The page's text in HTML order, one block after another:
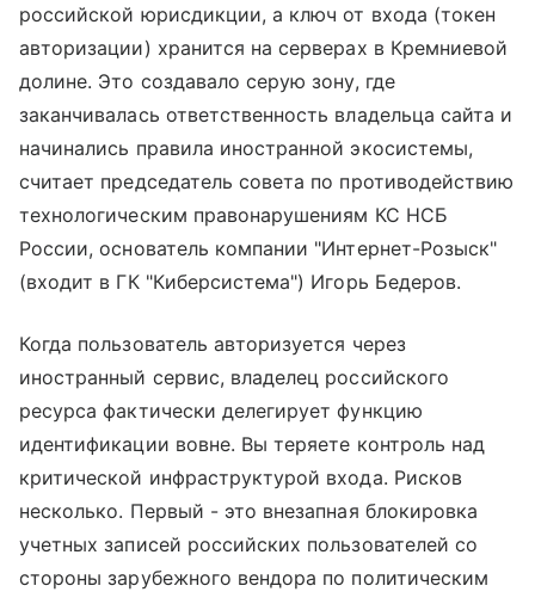
российской юрисдикции, а ключ от входа (токен
авторизации) хранится на серверах в Кремниевой
долине. Это создавало серую зону, где
заканчивалась ответственность владельца сайта и
начинались правила иностранной экосистемы,
считает председатель совета по противодействию
технологическим правонарушениям КС НСБ
России, основатель компании "Интернет-Розыск"
(входит в ГК "Киберсистема") Игорь Бедеров.
Когда пользователь авторизуется через
иностранный сервис, владелец российского
ресурса фактически делегирует функцию
идентификации вовне. Вы теряете контроль над
критической инфраструктурой входа. Рисков
несколько. Первый - это внезапная блокировка
учетных записей российских пользователей со
стороны зарубежного вендора по политическим